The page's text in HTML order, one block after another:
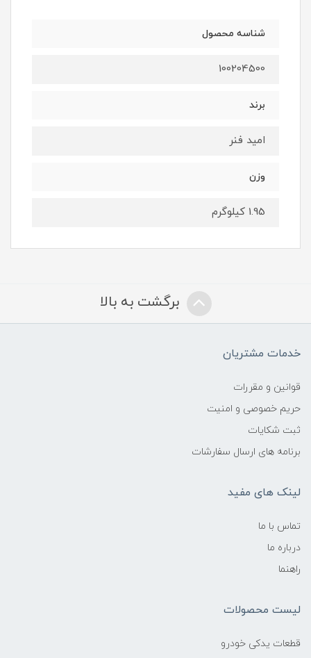
شناسه محصول
100204500
برند
امید فنر
وزن
1.95 کیلوگرم
برگشت به بالا
خدمات مشتریان
قوانین و مقررات
حریم خصوصی و امنیت
ثبت شکایات
برنامه های ارسال سفارشات
لینک های مفید
تماس با ما
درباره ما
راهنما
لیست محصولات
قطعات یدکی خودرو